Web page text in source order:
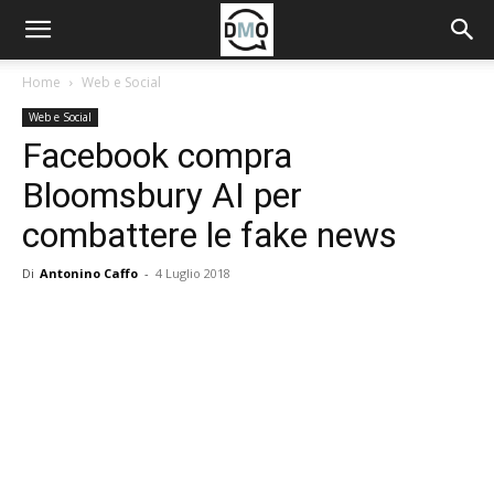
Home Web e Social
Web e Social
Facebook compra
Bloomsbury AI per
combattere le fake news
Di Antonino Caffo - 4 Luglio 2018